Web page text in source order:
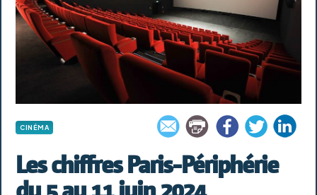
CINÉMA
Les chiffres Paris-Périphérie